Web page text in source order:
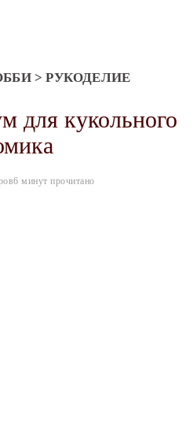
>РУКОДЕЛИЕ
для кукольного
6 минут прочитано